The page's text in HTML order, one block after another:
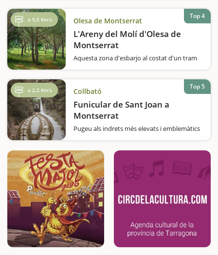
panoràmica sensacional de Montserrat,
visible des de gairebé qualsevol…
a 9,5 Km's Olesa de Montserrat
L'Areny del Molí d'Olesa de
Montserrat
Aquesta zona d'esbarjo al costat d'un tram
una zona d'esbarjo, al costat mateix del riu
Llobregat, ideal per una escapada…
Top 4
a 2,2 Km's Collbató
Funicular de Sant Joan a
Montserrat
Pugeu als indrets més elevats i emblemàtics
voleu viure una aventura que us
transportarà a fa cent anys i que us
permetrà accedir a…
Top 5